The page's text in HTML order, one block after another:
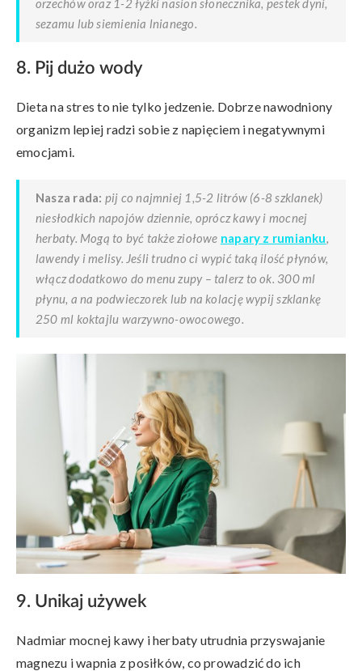
orzechów oraz 1-2 łyżki nasion słonecznika, pestek dyni,
sezamu lub siemienia lnianego.
8. Pij dużo wody
Dieta na stres to nie tylko jedzenie. Dobrze nawodniony
organizm lepiej radzi sobie z napięciem i negatywnymi
emocjami.
Nasza rada: pij co najmniej 1,5-2 litrów (6-8 szklanek)
niesłodkich napojów dziennie, oprócz kawy i mocnej
herbaty. Mogą to być także ziołowe napary z rumianku,
lawendy i melisy. Jeśli trudno ci wypić taką ilość płynów,
włącz dodatkowo do menu zupy – talerz to ok. 300 ml
płynu, a na podwieczorek lub na kolację wypij szklankę
250 ml koktajlu warzywno-owocowego.
9. Unikaj używek
Nadmiar mocnej kawy i herbaty utrudnia przyswajanie
magnezu i wapnia z posiłków, co prowadzić do ich